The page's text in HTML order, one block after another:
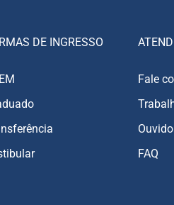
DE INGRESSO
Fale
FAQ